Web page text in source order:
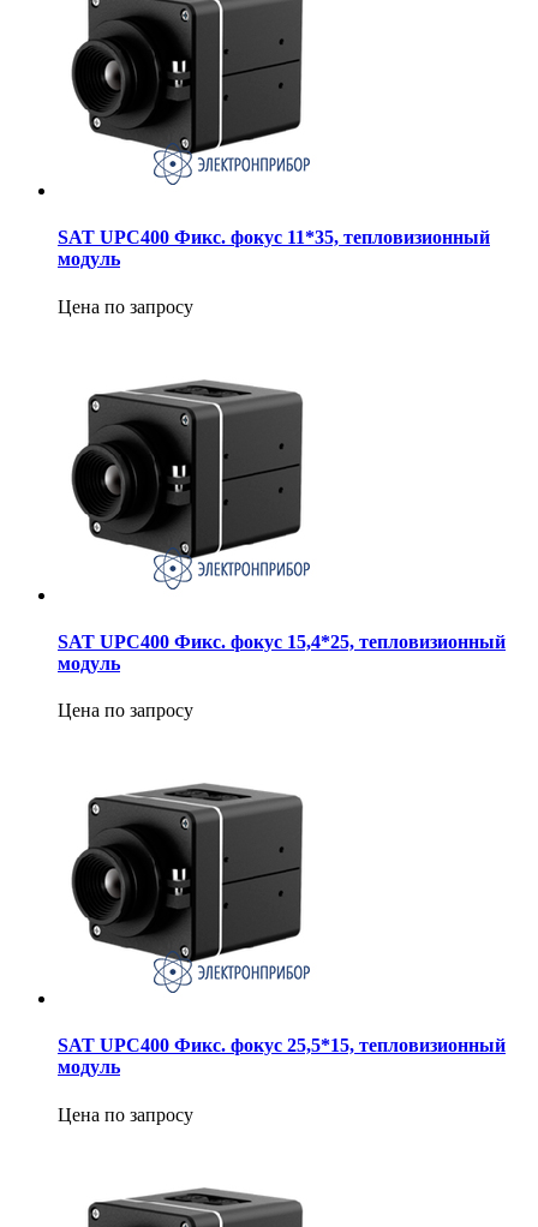
SAT UPC400 Фикс. фокус 11*35, тепловизионный
модуль
Цена по запросу
SAT UPC400 Фикс. фокус 15,4*25, тепловизионный
модуль
Цена по запросу
SAT UPC400 Фикс. фокус 25,5*15, тепловизионный
модуль
Цена по запросу